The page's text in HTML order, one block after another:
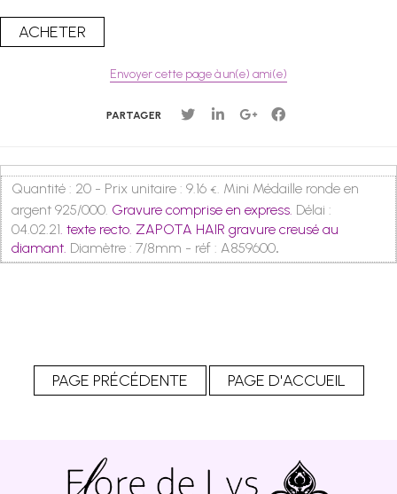
Envoyer cette page à un(e) ami(e)
PARTAGER
Quantité : 20 - Prix unitaire : 9.16 €
. Mini Médaille ronde en
argent 925/000. Gravure comprise en express. Délai :
04.02.21 . texte recto. ZAPOTA HAIR gravure creusé au
diamant. Diamètre : 7/8mm - réf : A859600.